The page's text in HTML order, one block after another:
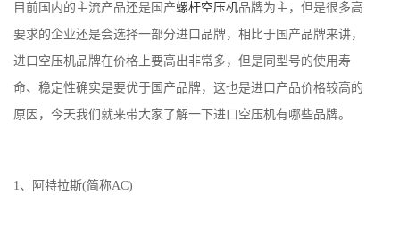
目前国内的主流产品还是国产螺杆空压机品牌为主，但是很多高
要求的企业还是会选择一部分进口品牌，相比于国产品牌来讲，
进口空压机品牌在价格上要高出非常多，但是同型号的使用寿
命、稳定性确实是要优于国产品牌，这也是进口产品价格较高的
原因，今天我们就来带大家了解一下进口空压机有哪些品牌。
1、阿特拉斯(简称AC)